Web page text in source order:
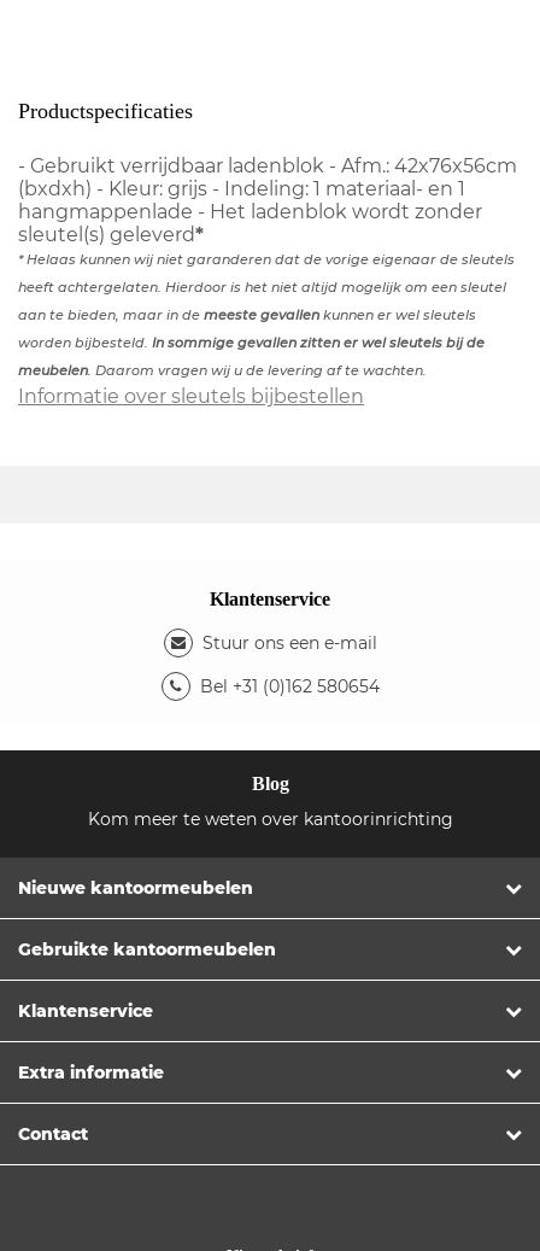
Productspecificaties
- Gebruikt verrijdbaar ladenblok - Afm.: 42x76x56cm
(bxdxh) - Kleur: grijs - Indeling: 1 materiaal- en 1
hangmappenlade - Het ladenblok wordt zonder
sleutel(s) geleverd*
* Helaas kunnen wij niet garanderen dat de vorige eigenaar de sleutels
heeft achtergelaten. Hierdoor is het niet altijd mogelijk om een sleutel
aan te bieden, maar in de meeste gevallen kunnen er wel sleutels
worden bijbesteld. In sommige gevallen zitten er wel sleutels bij de
meubelen . Daarom vragen wij u de levering af te wachten.
Informatie over sleutels bijbestellen
Klantenservice
Stuur ons een e-mail
Bel +31 (0)162 580654
Blog
Kom meer te weten over kantoorinrichting
Nieuwe kantoormeubelen
Gebruikte kantoormeubelen
Klantenservice
Extra informatie
Contact